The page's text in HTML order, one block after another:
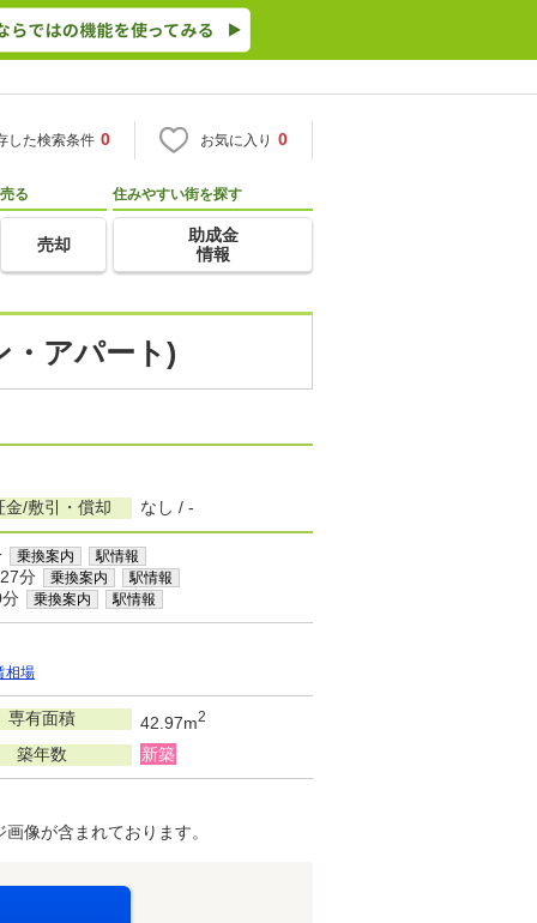
した検索条件 0 お気に入り 0
売る
売却
住みやすい街を探す
助成金
情報
・アパート)
金/敷引・償却 なし / -
乗換案内 駅情報
分 乗換案内 駅情報
乗換案内 駅情報
相場
専有面積 42.97m2
築年数 新築
像が含まれております。